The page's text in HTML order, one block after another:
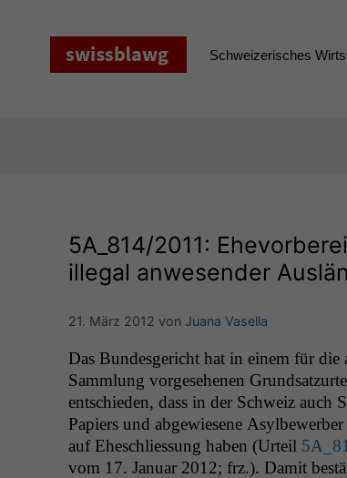
Schweizerisches
5A_814/2011:
illegal anwesender
21. März 2012 von Juana Vasella
Das Bun­des­gericht hat in einem für die
Samm­lung vorge­se­henen
entsch­ieden, dass in der Schweiz auch
Papiers und abgewiesene
auf Eheschlies­sung haben (Urteil
vom 17. Jan­u­ar 2012; frz.). Damit